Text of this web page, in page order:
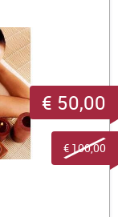
€ 50,00
€ 100,00